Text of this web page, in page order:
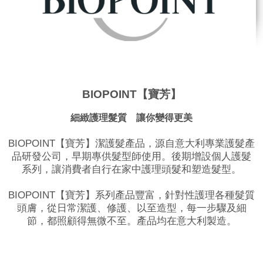
BIOPOINT【寶芳】
細緻護理髮質 讓你變得更美
BIOPOINT【寶芳】潔護髮產品，源自意大利專業護髮產
品研發公司，早期專供髮型師使用。後期增設個人護髮
系列，讓消費者自行在家中護理頭髮和塑造髮型。
BIOPOINT【寶芳】系列產品豐富，針對性護理各種髮質
頭膚，從日常潔護、修護、以至造型，每一步驟及細
節，都照顧得無微不至。產品均在意大利製造。